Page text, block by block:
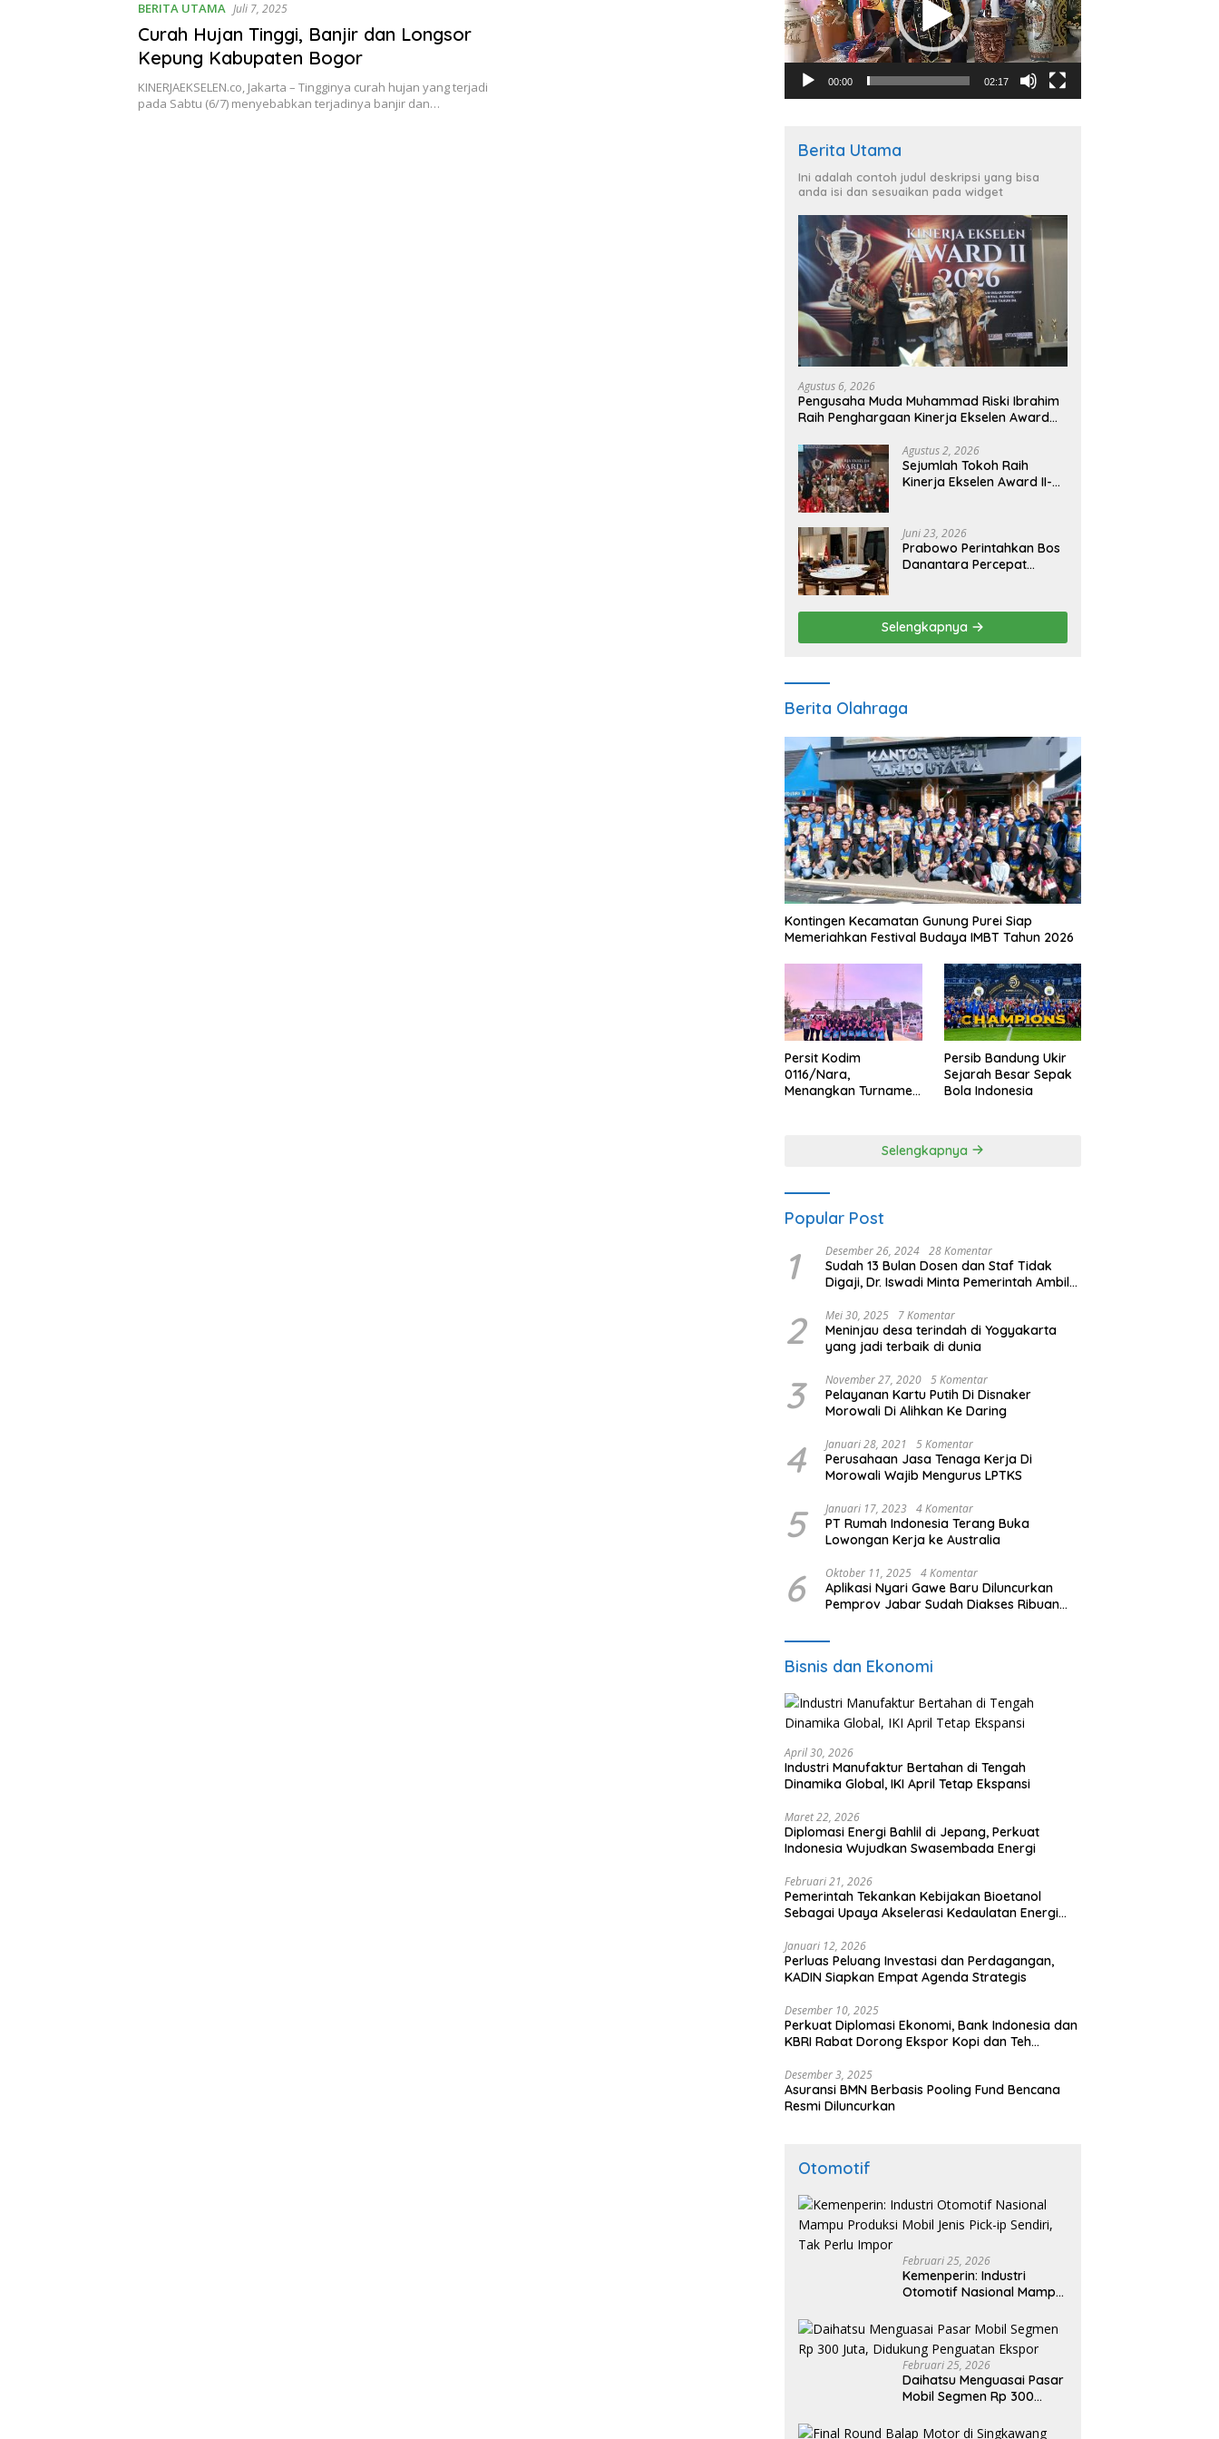
BERITA UTAMA Juli 7, 2025
Curah Hujan Tinggi, Banjir dan Longsor
Kepung Kabupaten Bogor
KINERJAEKSELEN.co, Jakarta – Tingginya curah hujan yang terjadi
pada Sabtu (6/7) menyebabkan terjadinya banjir dan…
00:00 02:17
Berita Utama
Ini adalah contoh judul deskripsi yang bisa
anda isi dan sesuaikan pada widget
Agustus 6, 2026
Pengusaha Muda Muhammad Riski Ibrahim
Raih Penghargaan Kinerja Ekselen Award
Agustus 2, 2026
Sejumlah Tokoh Raih
Kinerja Ekselen Award II-
Juni 23, 2026
Prabowo Perintahkan Bos
Danantara Percepat
Ekonomi Baru
Selengkapnya
Berita Olahraga
Kontingen Kecamatan Gunung Purei Siap
Memeriahkan Festival Budaya IMBT Tahun 2026
Persit Kodim
0116/Nara,
Menangkan Turnamen
Persib Bandung Ukir
Sejarah Besar Sepak
Bola Indonesia
Selengkapnya
Popular Post
1 Desember 26, 2024 28 Komentar
Sudah 13 Bulan Dosen dan Staf Tidak
Digaji, Dr. Iswadi Minta Pemerintah Ambil
2 Mei 30, 2025 7 Komentar
Meninjau desa terindah di Yogyakarta
yang jadi terbaik di dunia
3 November 27, 2020 5 Komentar
Pelayanan Kartu Putih Di Disnaker
Morowali Di Alihkan Ke Daring
4 Januari 28, 2021 5 Komentar
Perusahaan Jasa Tenaga Kerja Di
Morowali Wajib Mengurus LPTKS
5 Januari 17, 2023 4 Komentar
PT Rumah Indonesia Terang Buka
Lowongan Kerja ke Australia
6 Oktober 11, 2025 4 Komentar
Aplikasi Nyari Gawe Baru Diluncurkan
Pemprov Jabar Sudah Diakses Ribuan
Bisnis dan Ekonomi
April 30, 2026
Industri Manufaktur Bertahan di Tengah
Dinamika Global, IKI April Tetap Ekspansi
Maret 22, 2026
Diplomasi Energi Bahlil di Jepang, Perkuat
Indonesia Wujudkan Swasembada Energi
Februari 21, 2026
Pemerintah Tekankan Kebijakan Bioetanol
Sebagai Upaya Akselerasi Kedaulatan Energi
Januari 12, 2026
Perluas Peluang Investasi dan Perdagangan,
KADIN Siapkan Empat Agenda Strategis
Desember 10, 2025
Perkuat Diplomasi Ekonomi, Bank Indonesia dan
KBRI Rabat Dorong Ekspor Kopi dan Teh
Desember 3, 2025
Asuransi BMN Berbasis Pooling Fund Bencana
Resmi Diluncurkan
Otomotif
Februari 25, 2026
Kemenperin: Industri
Otomotif Nasional Mampu
ip Sendiri, Tak Perlu Impor
Februari 25, 2026
Daihatsu Menguasai Pasar
Mobil Segmen Rp 300
Ekspor